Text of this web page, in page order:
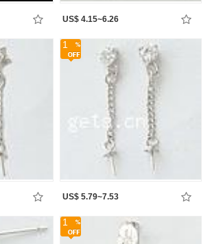
US$ 4.15~6.26
1
US$ 5.79~7.53
1